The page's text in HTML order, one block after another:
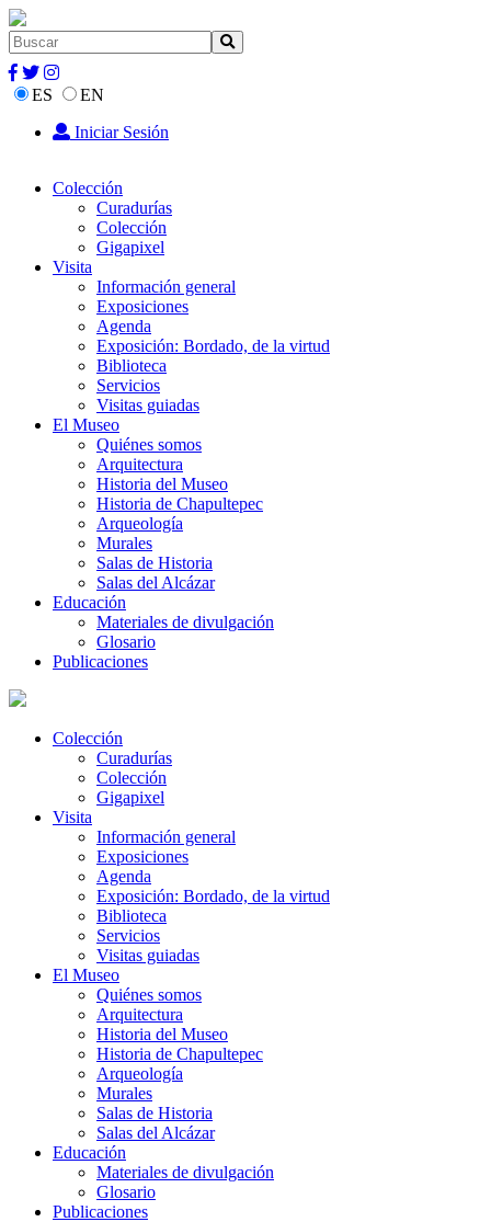
ES
EN
Iniciar Sesión
Colección
Curadurías
Colección
Gigapixel
Visita
Información general
Exposiciones
Agenda
Exposición: Bordado, de la virtud
Biblioteca
Servicios
Visitas guiadas
El Museo
Quiénes somos
Arquitectura
Historia del Museo
Historia de Chapultepec
Arqueología
Murales
Salas de Historia
Salas del Alcázar
Educación
Materiales de divulgación
Glosario
Publicaciones
Colección
Curadurías
Colección
Gigapixel
Visita
Información general
Exposiciones
Agenda
Exposición: Bordado, de la virtud
Biblioteca
Servicios
Visitas guiadas
El Museo
Quiénes somos
Arquitectura
Historia del Museo
Historia de Chapultepec
Arqueología
Murales
Salas de Historia
Salas del Alcázar
Educación
Materiales de divulgación
Glosario
Publicaciones